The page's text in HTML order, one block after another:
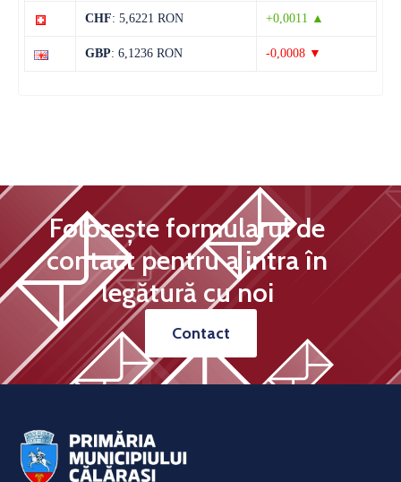
12 augustCHF: 5,6221 RON +0,0011 ▲
GBP: 6,1236 RON -0,0008 ▼
Folosește formularul de
contact pentru a intra în
legătură cu noi
Contact